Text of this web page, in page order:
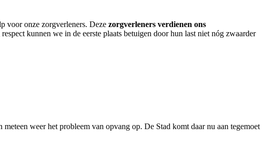
voor onze zorgverleners. Deze zorgverleners verdienen ons
kunnen we in de eerste plaats betuigen door hun last niet nóg zwaarder
weer het probleem van opvang op. De Stad komt daar nu aan tegemoet